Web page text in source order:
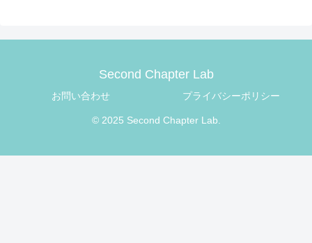
Second Chapter Lab
お問い合わせ プライバシーポリシー
© 2025 Second Chapter Lab.